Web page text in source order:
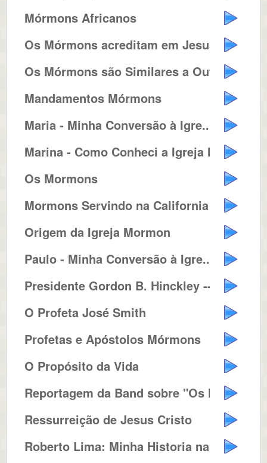
Mórmons Africanos
Os Mórmons acreditam em Jesus C...
Os Mórmons são Similares a Out...
Mandamentos Mórmons
Maria - Minha Conversão à Igre...
Marina - Como Conheci a Igreja M...
Os Mormons
Mormons Servindo na California
Origem da Igreja Mormon
Paulo - Minha Conversão à Igre...
Presidente Gordon B. Hinckley --...
O Profeta José Smith
Profetas e Apóstolos Mórmons
O Propósito da Vida
Reportagem da Band sobre "Os Mó...
Ressurreição de Jesus Cristo
Roberto Lima: Minha Historia na ...